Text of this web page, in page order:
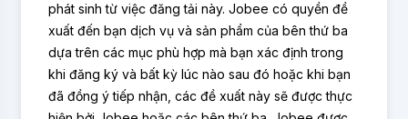
phát sinh từ việc đăng tải này. Jobee có quyền đề
xuất đến bạn dịch vụ và sản phẩm của bên thứ ba
dựa trên các mục phù hợp mà bạn xác định trong
khi đăng ký và bất kỳ lúc nào sau đó hoặc khi bạn
đã đồng ý tiếp nhận, các đề xuất này sẽ được thực